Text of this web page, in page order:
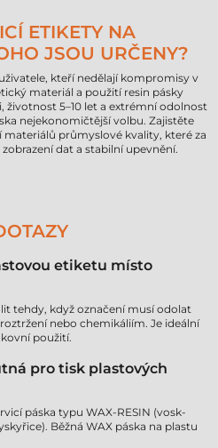
ETIKETY NA
JSOU URČENY?
kteří nedělají kompromisy v
materiál a použití resin pásky
životnost 5–10 let a extrémní odolnost
nejekonomičtější volbu. Zajistěte
průmyslové kvality, které za
dat a stabilní upevnění.
etiketu místo
tehdy, když označení musí odolat
nebo chemikáliím. Je ideální
použití.
pro tisk plastových
páska typu WAX-RESIN (vosk-
Běžná WAX páska na plastu